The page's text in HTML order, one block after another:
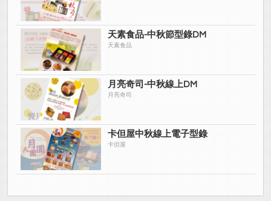
天素食品-中秋節型錄DM
天素食品
月亮奇司-中秋線上DM
月亮奇司
卡但屋中秋線上電子型錄
卡但屋